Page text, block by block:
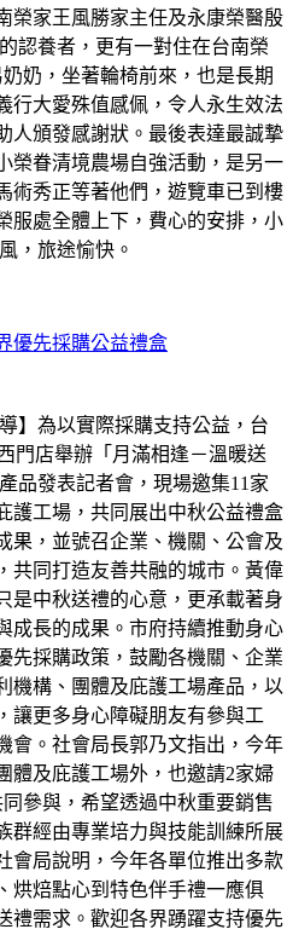
榮家王風勝家主任及永康榮醫殷
認養者，更有一對住在台南榮
奶，坐著輪椅前來，也是長期
行大愛殊值感佩，令人永生效法
人頒發感謝狀。最後表達最誠摯
榮眷清境農場自強活動，是另一
術秀正等著他們，遊覽車已到樓
服處全體上下，費心的安排，小
，旅途愉快。
優先採購公益禮盒
】為以實際採購支持公益，台
門店舉辦「月滿相逢－溫暖送
品發表記者會，現場邀集11家
護工場，共同展出中秋公益禮盒
果，並號召企業、機關、公會及
共同打造友善共融的城市。黃偉
是中秋送禮的心意，更承載著身
成長的成果。市府持續推動身心
先採購政策，鼓勵各機關、企業
機構、團體及庇護工場產品，以
讓更多身心障礙朋友有參與工
會。社會局長郭乃文指出，今年
體及庇護工場外，也邀請2家婦
參與，希望透過中秋重要銷售
群經由專業培力與技能訓練所展
會局說明，今年各單位推出多款
烘焙點心到特色伴手禮一應俱
禮需求。歡迎各界踴躍支持優先